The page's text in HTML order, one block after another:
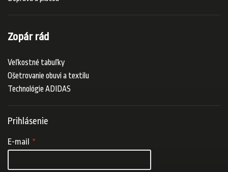
Zopár rád
Veľkostné tabuľky
Ošetrovanie obuvi a textilu
Technológie ADIDAS
Prihlásenie
E-mail